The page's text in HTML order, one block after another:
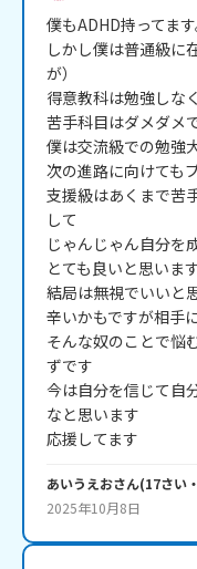
僕もADHD持ってま
しかし僕は普通級に
が）
得意教科は勉強しな
苦手科目はダメダメ
僕は交流級での勉強
次の進路に向けても
支援級はあくまで苦
して
じゃんじゃん自分を
とても良いと思いま
結局は無視でいいと
辛いかもですが相手
そんな奴のことで悩
ずです
今は自分を信じて自
なと思います
応援してます
あいうえおさん(17さい・
2025年10月8日